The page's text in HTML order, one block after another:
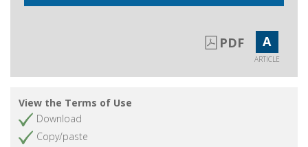
PDF A
ARTICLE
View the Terms of Use
Download
Copy/paste